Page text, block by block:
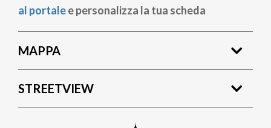
al portalee personalizza la tua scheda
MAPPA
STREETVIEW